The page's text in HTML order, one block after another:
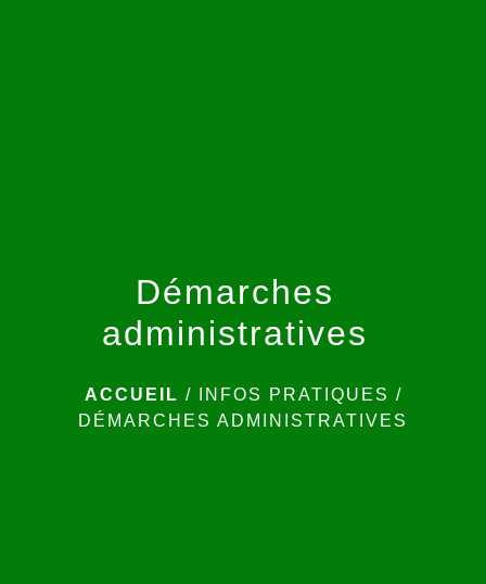
Démarches
administratives
ACCUEIL / INFOS PRATIQUES /
DÉMARCHES ADMINISTRATIVES